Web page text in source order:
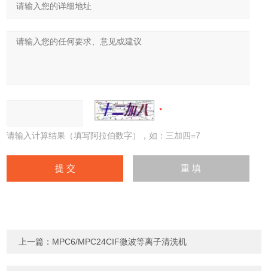
请输入计算结果（填写阿拉伯数字），如：三加四=7
上一篇： MPC6/MPC24CIF微波等离子清洗机